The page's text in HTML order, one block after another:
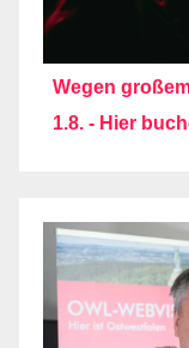
Wegen
1.8. - Hier